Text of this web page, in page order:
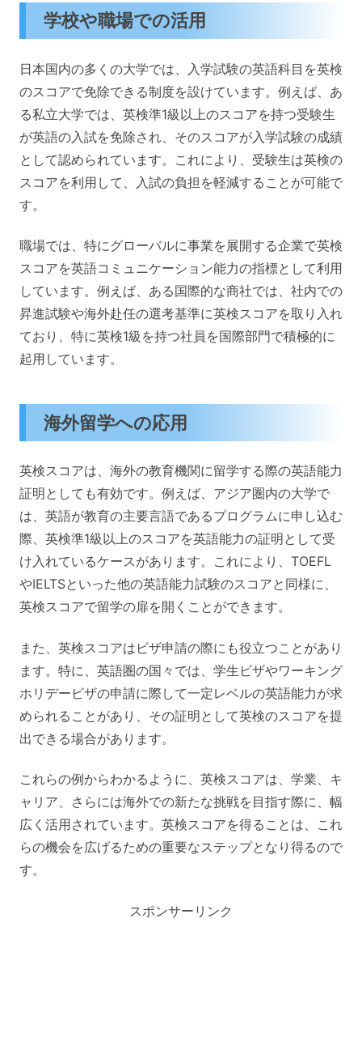
学校や職場での活用
日本国内の多くの大学では、入学試験の英語科目を英検
のスコアで免除できる制度を設けています。例えば、あ
る私立大学では、英検準1級以上のスコアを持つ受験生
が英語の入試を免除され、そのスコアが入学試験の成績
として認められています。これにより、受験生は英検の
スコアを利用して、入試の負担を軽減することが可能で
す。
職場では、特にグローバルに事業を展開する企業で英検
スコアを英語コミュニケーション能力の指標として利用
しています。例えば、ある国際的な商社では、社内での
昇進試験や海外赴任の選考基準に英検スコアを取り入れ
ており、特に英検1級を持つ社員を国際部門で積極的に
起用しています。
海外留学への応用
英検スコアは、海外の教育機関に留学する際の英語能力
証明としても有効です。例えば、アジア圏内の大学で
は、英語が教育の主要言語であるプログラムに申し込む
際、英検準1級以上のスコアを英語能力の証明として受
け入れているケースがあります。これにより、TOEFL
やIELTSといった他の英語能力試験のスコアと同様に、
英検スコアで留学の扉を開くことができます。
また、英検スコアはビザ申請の際にも役立つことがあり
ます。特に、英語圏の国々では、学生ビザやワーキング
ホリデービザの申請に際して一定レベルの英語能力が求
められることがあり、その証明として英検のスコアを提
出できる場合があります。
これらの例からわかるように、英検スコアは、学業、キ
ャリア、さらには海外での新たな挑戦を目指す際に、幅
広く活用されています。英検スコアを得ることは、これ
らの機会を広げるための重要なステップとなり得るので
す。
スポンサーリンク